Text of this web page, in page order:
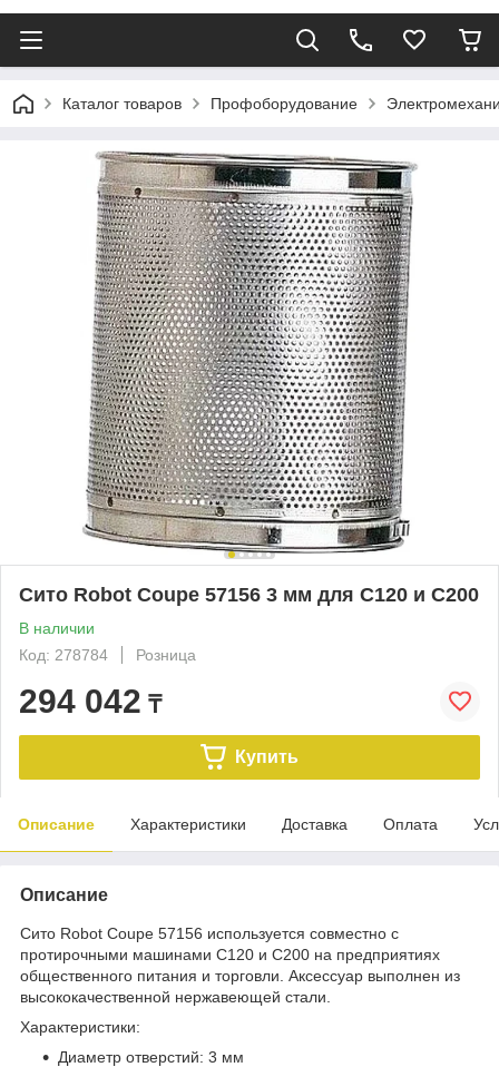
Каталог товаров Профоборудование
Сито Robot Coupe 57156 3 мм для C120 и C200
В наличии
Код: 278784
Розница
294 042 ₸
Купить
Описание Характеристики Доставка Оплата
Описание
Сито Robot Coupe 57156 используется совместно с
протирочными машинами C120 и C200 на предприятиях
общественного питания и торговли. Аксессуар выполнен из
высококачественной нержавеющей стали.
Характеристики:
Диаметр отверстий: 3 мм